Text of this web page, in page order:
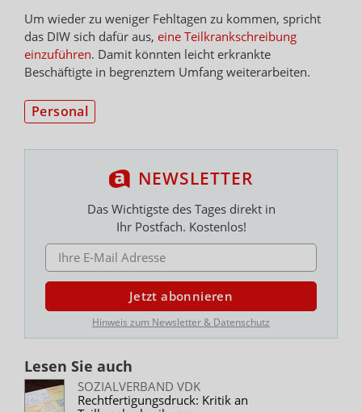
Um wieder zu weniger Fehltagen zu kommen, spricht
das DIW sich dafür aus, eine Teilkrankschreibung
einzuführen. Damit könnten leicht erkrankte
Beschäftigte in begrenztem Umfang weiterarbeiten.
Personal
NEWSLETTER
Das Wichtigste des Tages direkt in
Ihr Postfach. Kostenlos!
E-MAIL ADRESSE
Jetzt abonnieren
Hinweis zum Newsletter & Datenschutz
Lesen Sie auch
SOZIALVERBAND VDK
Rechtfertigungsdruck: Kritik an